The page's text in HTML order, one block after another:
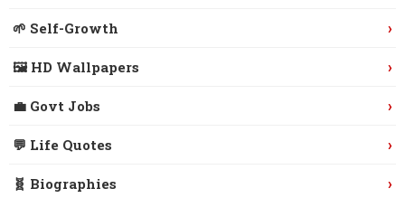
🌱 Self-Growth ›
🖼️ HD Wallpapers ›
💼 Govt Jobs ›
💬 Life Quotes ›
🧬 Biographies ›